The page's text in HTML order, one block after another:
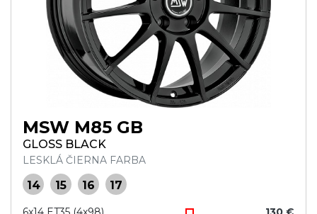
MSW M85 GB
GLOSS BLACK
LESKLÁ ČIERNA FARBA
14 15 16 17